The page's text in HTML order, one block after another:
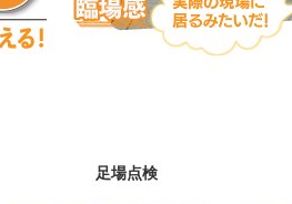
足場点検